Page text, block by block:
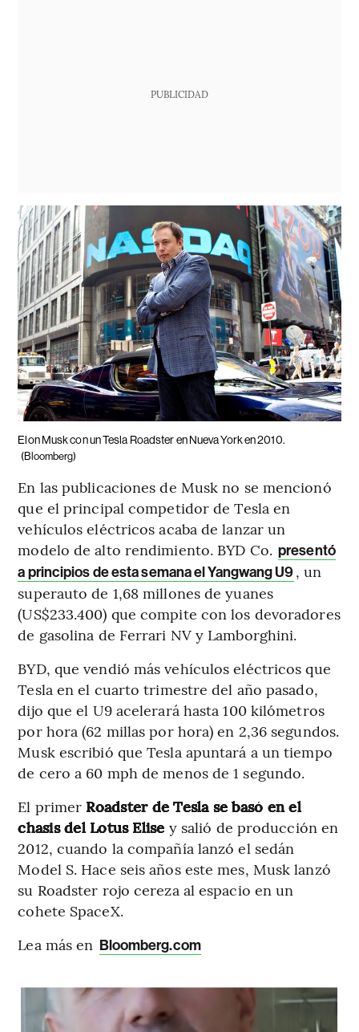
PUBLICIDAD
Elon Musk con un Tesla Roadster en Nueva York en 2010.
(Bloomberg)
En las publicaciones de Musk no se mencionó
que el principal competidor de Tesla en
vehículos eléctricos acaba de lanzar un
modelo de alto rendimiento. BYD Co. presentó
a principios de esta semana el Yangwang U9, un
superauto de 1,68 millones de yuanes
(US$233.400) que compite con los devoradores
de gasolina de Ferrari NV y Lamborghini.
BYD, que vendió más vehículos eléctricos que
Tesla en el cuarto trimestre del año pasado,
dijo que el U9 acelerará hasta 100 kilómetros
por hora (62 millas por hora) en 2,36 segundos.
Musk escribió que Tesla apuntará a un tiempo
de cero a 60 mph de menos de 1 segundo.
El primer Roadster de Tesla se basó en el
chasis del Lotus Elise y salió de producción en
2012, cuando la compañía lanzó el sedán
Model S. Hace seis años este mes, Musk lanzó
su Roadster rojo cereza al espacio en un
cohete SpaceX.
Lea más en Bloomberg.com